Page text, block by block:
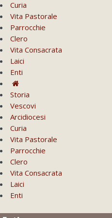
Curia
Vita Pastorale
Parrocchie
Clero
Vita Consacrata
Laici
Enti
Storia
Vescovi
Arcidiocesi
Curia
Vita Pastorale
Parrocchie
Clero
Vita Consacrata
Laici
Enti